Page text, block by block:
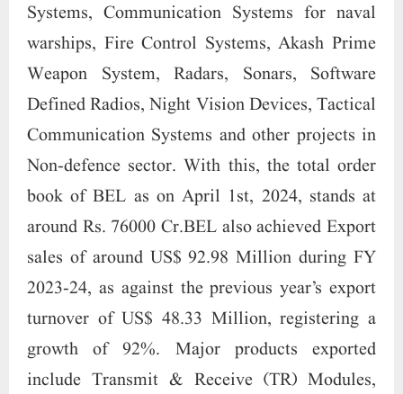
Systems, Communication Systems for naval
warships, Fire Control Systems, Akash Prime
Weapon System, Radars, Sonars, Software
Defined Radios, Night Vision Devices, Tactical
Communication Systems and other projects in
Non-defence sector. With this, the total order
book of BEL as on April 1st, 2024, stands at
around Rs. 76000 Cr.BEL also achieved Export
sales of around US$ 92.98 Million during FY
2023-24, as against the previous year’s export
turnover of US$ 48.33 Million, registering a
growth of 92%. Major products exported
include Transmit & Receive (TR) Modules,